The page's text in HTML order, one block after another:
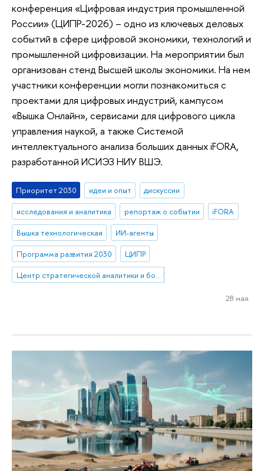
конференция «Цифровая индустрия промышленной
России» (ЦИПР-2026) – одно из ключевых деловых
событий в сфере цифровой экономики, технологий и
промышленной цифровизации. На мероприятии был
организован стенд Высшей школы экономики. На нем
участники конференции могли познакомиться с
проектами для цифровых индустрий, кампусом
«Вышка Онлайн», сервисами для цифрового цикла
управления наукой, а также Системой
интеллектуального анализа больших данных iFORA,
разработанной ИСИЭЗ НИУ ВШЭ.
Приоритет 2030 идеи и опыт
дискуссии
исследования и аналитика
репортаж о событии
iFORA
Вышка технологическая
ИИ-агенты
Программа развития 2030
ЦИПР
28 мая